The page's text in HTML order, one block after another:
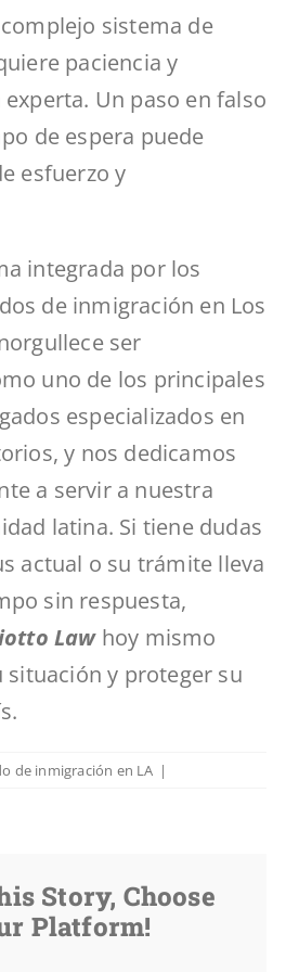
sistema de
paciencia y
Un paso en falso
de espera puede
esfuerzo y
integrada por los
de inmigración en Los
ser
uno de los principales
especializados en
y nos dedicamos
a servir a nuestra
latina. Si tiene dudas
actual o su trámite lleva
sin respuesta,
Lawhoy mismo
situación y proteger su
de inmigración en LA |
Story, Choose
Platform!